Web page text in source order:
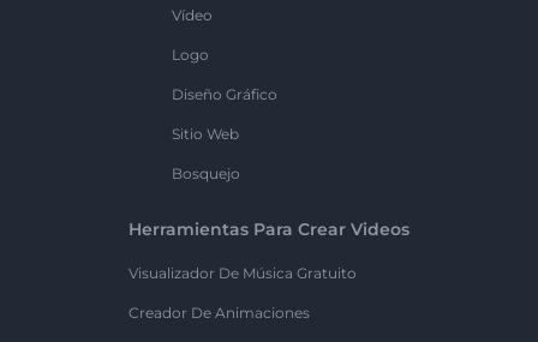
Vídeo
Logo
Diseño Gráfico
Sitio Web
Bosquejo
Herramientas Para Crear Videos
Visualizador De Música Gratuito
Creador De Animaciones